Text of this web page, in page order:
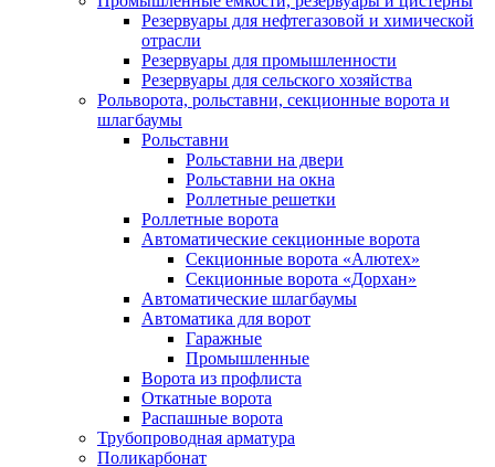
Резервуары для нефтегазовой и химической
отрасли
Резервуары для промышленности
Резервуары для сельского хозяйства
Рольворота, рольставни, секционные ворота и
шлагбаумы
Рольставни
Рольставни на двери
Рольставни на окна
Роллетные решетки
Роллетные ворота
Автоматические секционные ворота
Секционные ворота «Алютех»
Секционные ворота «Дорхан»
Автоматические шлагбаумы
Автоматика для ворот
Гаражные
Промышленные
Ворота из профлиста
Откатные ворота
Распашные ворота
Трубопроводная арматура
Поликарбонат